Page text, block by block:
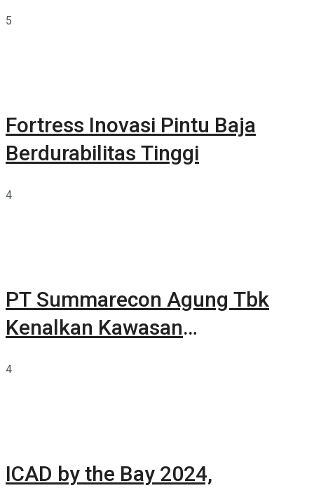
5
Fortress Inovasi Pintu Baja
Berdurabilitas Tinggi
4
PT Summarecon Agung Tbk
Kenalkan Kawasan
4
ICAD by the Bay 2024,